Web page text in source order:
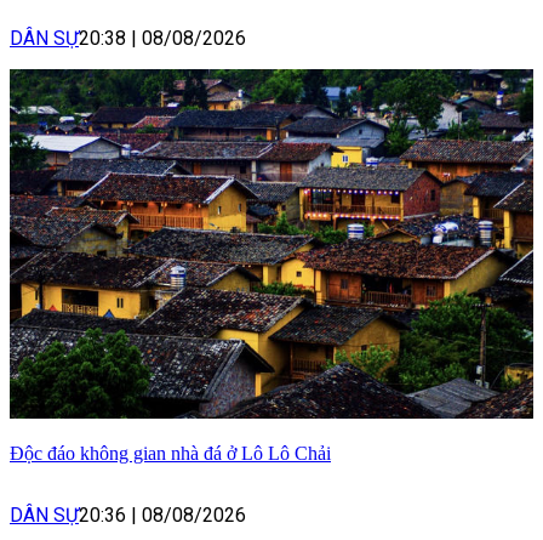
DÂN SỰ20:38 | 08/08/2026
Độc đáo không gian nhà đá ở Lô Lô Chải
DÂN SỰ20:36 | 08/08/2026